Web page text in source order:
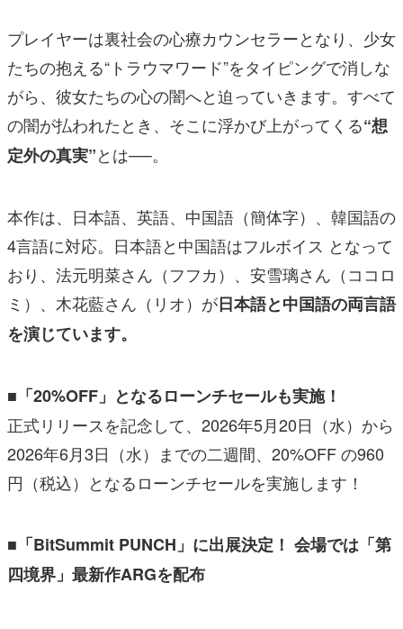
プレイヤーは裏社会の心療カウンセラーとなり、少女
たちの抱える“トラウマワード”をタイピングで消しな
がら、彼女たちの心の闇へと迫っていきます。すべて
の闇が払われたとき、そこに浮かび上がってくる“想
定外の真実”とは──。
本作は、日本語、英語、中国語（簡体字）、韓国語の
4言語に対応。日本語と中国語はフルボイス となって
おり、法元明菜さん（フフカ）、安雪璃さん（ココロ
ミ）、木花藍さん（リオ）が日本語と中国語の両言語
を演じています。
■「20%OFF」となるローンチセールも実施！
正式リリースを記念して、2026年5月20日（水）から
2026年6月3日（水）までの二週間、20%OFF の960
円（税込）となるローンチセールを実施します！
■「BitSummit PUNCH」に出展決定！ 会場では「第
四境界」最新作ARGを配布